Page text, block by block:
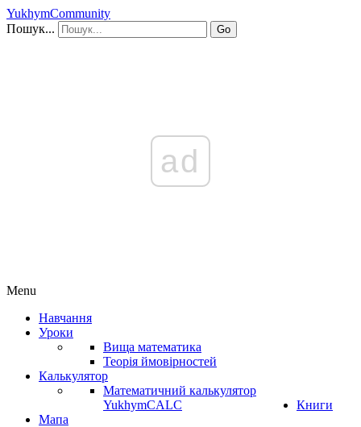
YukhymCommunity
Пошук...
Go
ad
Menu
Навчання
Уроки
Вища математика
Теорія ймовірностей
Калькулятор
Математичний калькулятор
YukhymCALC
Книги
Мапа